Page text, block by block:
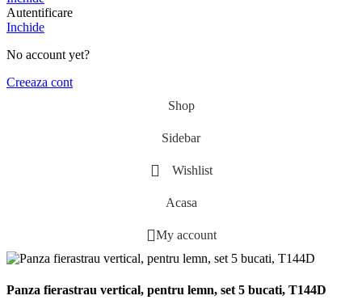
Autentificare
Inchide
No account yet?
Creeaza cont
Shop
Sidebar
Wishlist
Acasa
My account
Panza fierastrau vertical, pentru lemn, set 5 bucati, T144D